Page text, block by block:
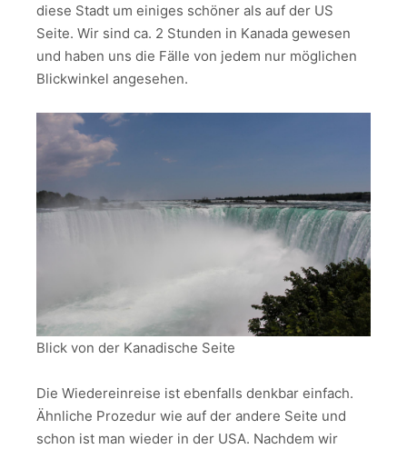
diese Stadt um einiges schöner als auf der US
Seite. Wir sind ca. 2 Stunden in Kanada gewesen
und haben uns die Fälle von jedem nur möglichen
Blickwinkel angesehen.
Blick von der Kanadische Seite
Die Wiedereinreise ist ebenfalls denkbar einfach.
Ähnliche Prozedur wie auf der andere Seite und
schon ist man wieder in der USA. Nachdem wir